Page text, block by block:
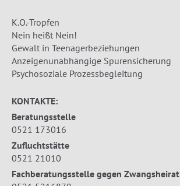
K.O.-Tropfen
Nein heißt Nein!
Gewalt in Teenagerbeziehungen
Anzeigenunabhängige Spurensicherung
Psychosoziale Prozessbegleitung
KONTAKTE:
Beratungsstelle
0521 173016
Zufluchtstätte
0521 21010
Fachberatungsstelle gegen Zwangsheirat